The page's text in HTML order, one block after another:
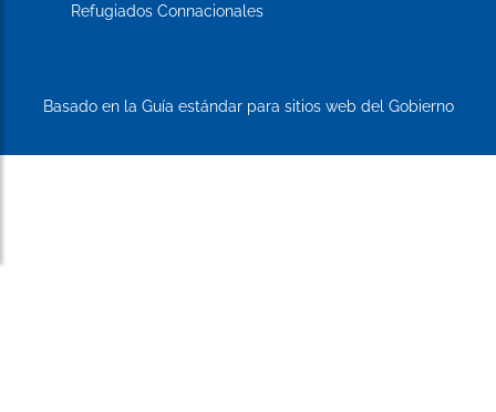
Refugiados Connacionales
Basado en la Guía estándar para sitios web del Gobierno